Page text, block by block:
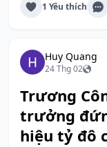
1 Yêu thích
Huy Quang
24 Thg 02
Trương
trưởng
hiệu tỷ đô